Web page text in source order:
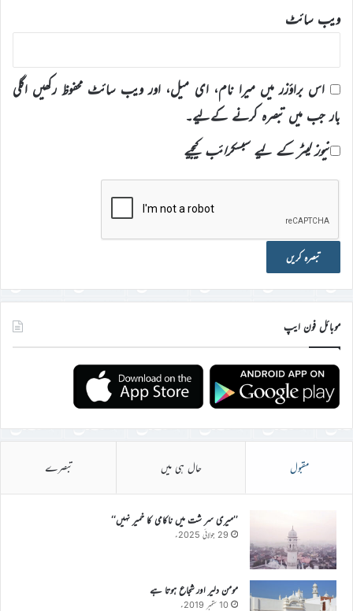
ویب‌ سائٹ
اس براؤزر میں میرا نام، ای میل، اور ویب سائٹ محفوظ رکھیں اگلی
بار جب میں تبصرہ کرنے کےلیے۔
نیوز لیٹر کے لیے سبسکرائب کیجیے
موبائل فون ایپ
مقبول حال ہی میں تبصرے
’’میری سر شت میں ناکامی کا خمیر نہیں‘‘
29 جولائی 2025ء
مومن دلیر اور شجاع ہوتا ہے
10 ستمبر 2019ء